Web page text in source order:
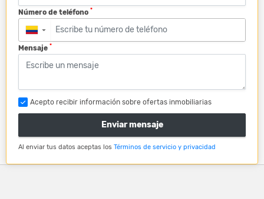
Número de teléfono *
▼
Mensaje *
Acepto recibir información sobre ofertas inmobiliarias
Enviar mensaje
Al enviar tus datos aceptas los Términos de servicio y privacidad